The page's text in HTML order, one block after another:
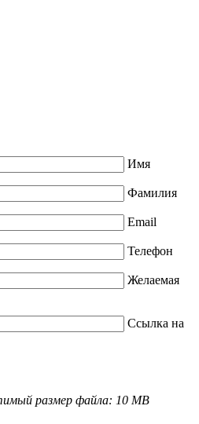
Имя
Фамилия
Email
Телефон
Желаемая
Ссылка на
размер файла: 10 MB